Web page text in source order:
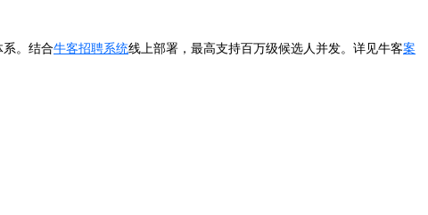
。结合牛客招聘系统线上部署，最高支持百万级候选人并发。详见牛客案